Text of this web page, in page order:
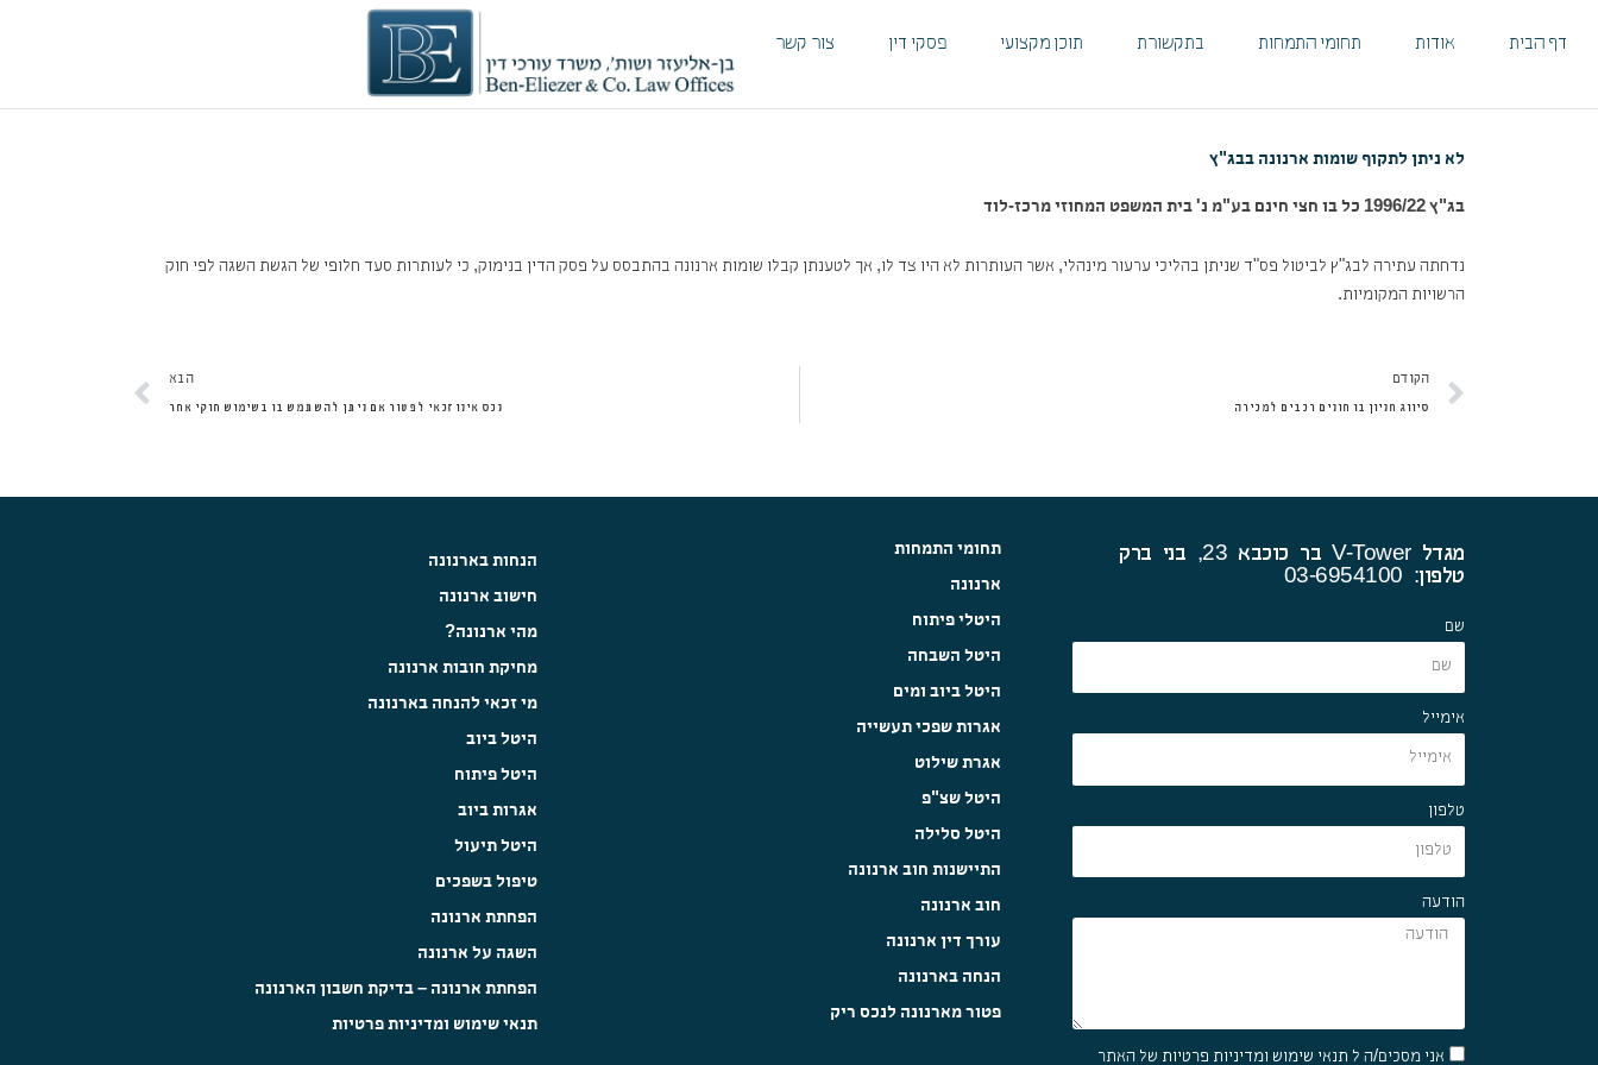
לתוכןדף הבית אודות תחומי התמחות בתקשורת תוכן מקצועי פסקי דין צור קשר
לא ניתן לתקוף שומות ארנונה בבג"ץ
בג"ץ 1996/22 כל בו חצי חינם בע"מ נ' בית המשפט המחוזי מרכז-לוד
נדחתה עתירה לבג"ץ לביטול פס"ד שניתן בהליכי ערעור מינהלי, אשר העותרות לא היו צד לו, אך לטענתן קבלו שומות ארנונה בהתבסס על פסק הדין בנימוק, כי לעותרות סעד חלופי של הגשת השגה לפי חוק
הרשויות המקומיות.
קודם
הקודם
סיווג חניון בו חונים רכבים למכירה
הבא
נכס אינו זכאי לפטור אם ניתן להשתמש בו בשימוש חוקי אחר
מגדל V-Tower בר כוכבא 23, בני ברק
טלפון: 03-6954100
שם
אימייל
טלפון
הודעה
אני מסכים/ה ל תנאי שימוש ומדיניות פרטיות של האתר
תחומי התמחות
ארנונה
היטלי פיתוח
היטל השבחה
היטל ביוב ומים
אגרות שפכי תעשייה
אגרת שילוט
היטל שצ"פ
היטל סלילה
התיישנות חוב ארנונה
חוב ארנונה
עורך דין ארנונה
הנחה בארנונה
פטור מארנונה לנכס ריק
הנחות בארנונה
חישוב ארנונה
מהי ארנונה?
מחיקת חובות ארנונה
מי זכאי להנחה בארנונה
היטל ביוב
היטל פיתוח
אגרות ביוב
היטל תיעול
טיפול בשפכים
הפחתת ארנונה
השגה על ארנונה
הפחתת ארנונה – בדיקת חשבון הארנונה
תנאי שימוש ומדיניות פרטיות